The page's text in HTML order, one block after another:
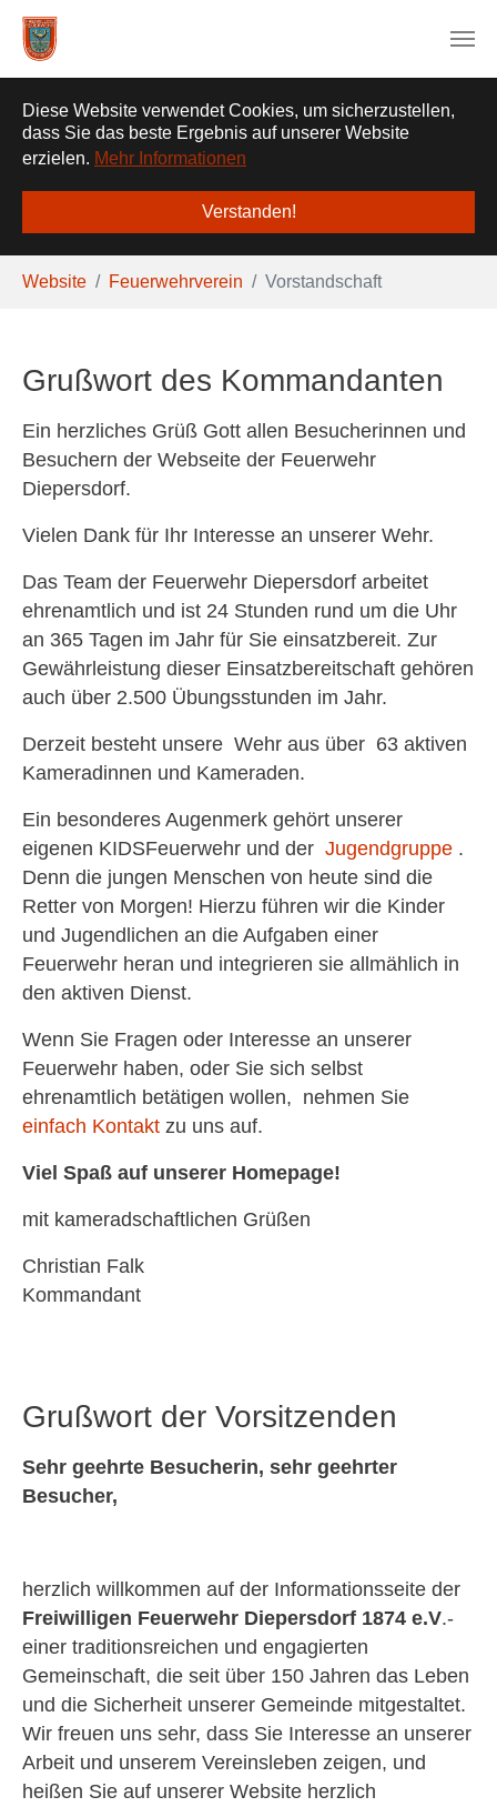
Diese Website verwendet Cookies, um sicherzustellen,
dass Sie das beste Ergebnis auf unserer Website
erzielen. Mehr Informationen
Verstanden!
Sie sind hier:
Website Feuerwehrverein Vorstandschaft
Grußwort des Kommandanten
Ein herzliches Grüß Gott allen Besucherinnen und
Besuchern der Webseite der Feuerwehr
Diepersdorf.
Vielen Dank für Ihr Interesse an unserer Wehr.
Das Team der Feuerwehr Diepersdorf arbeitet
ehrenamtlich und ist 24 Stunden rund um die Uhr
an 365 Tagen im Jahr für Sie einsatzbereit. Zur
Gewährleistung dieser Einsatzbereitschaft gehören
auch über 2.500 Übungsstunden im Jahr.
Derzeit besteht unsere Wehr aus über 63 aktiven
Kameradinnen und Kameraden.
Ein besonderes Augenmerk gehört unserer
eigenen KIDSFeuerwehr und der Jugendgruppe .
Denn die jungen Menschen von heute sind die
Retter von Morgen! Hierzu führen wir die Kinder
und Jugendlichen an die Aufgaben einer
Feuerwehr heran und integrieren sie allmählich in
den aktiven Dienst.
Wenn Sie Fragen oder Interesse an unserer
Feuerwehr haben, oder Sie sich selbst
ehrenamtlich betätigen wollen, nehmen Sie
einfach Kontakt zu uns auf.
Viel Spaß auf unserer Homepage!
mit kameradschaftlichen Grüßen
Christian Falk
Kommandant
Grußwort der Vorsitzenden
Sehr geehrte Besucherin, sehr geehrter
Besucher,
herzlich willkommen auf der Informationsseite der
Freiwilligen Feuerwehr Diepersdorf 1874 e.V.-
einer traditionsreichen und engagierten
Gemeinschaft, die seit über 150 Jahren das Leben
und die Sicherheit unserer Gemeinde mitgestaltet.
Wir freuen uns sehr, dass Sie Interesse an unserer
Arbeit und unserem Vereinsleben zeigen, und
heißen Sie auf unserer Website herzlich